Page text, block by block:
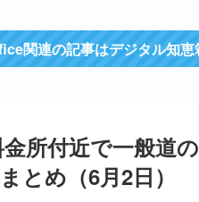
関連の記事はデジタル知恵
所付近で一般道
とめ（6月2日）